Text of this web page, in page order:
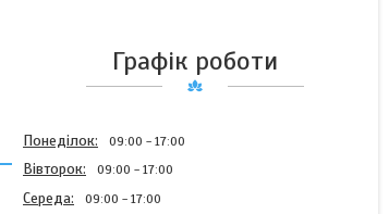
Графік роботи
Понеділок 09:00 17:00
Вівторок 09:00 17:00
Середа 09:00 17:00